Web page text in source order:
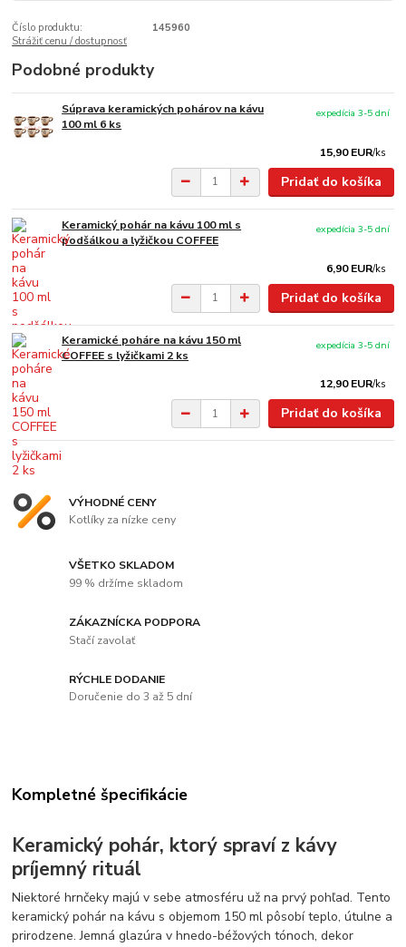
Číslo produktu:
145960
Strážiť cenu / dostupnosť
Podobné produkty
Súprava keramických pohárov na kávu
100 ml 6 ks
15,90 EUR/ks
expedícia 3-5 dní
Pridať do košíka
Keramický pohár na kávu 100 ml s
podšálkou a lyžičkou COFFEE
6,90 EUR/ks
expedícia 3-5 dní
Pridať do košíka
Keramické poháre na kávu 150 ml
COFFEE s lyžičkami 2 ks
12,90 EUR/ks
expedícia 3-5 dní
Pridať do košíka
VÝHODNÉ CENY
Kotlíky za nízke ceny
VŠETKO SKLADOM
99 % držíme skladom
ZÁKAZNÍCKA PODPORA
Stačí zavolať
RÝCHLE DODANIE
Doručenie do 3 až 5 dní
Kompletné špecifikácie
Keramický pohár, ktorý spraví z kávy
príjemný rituál
Niektoré hrnčeky majú v sebe atmosféru už na prvý pohľad. Tento
keramický pohár na kávu s objemom 150 ml pôsobí teplo, útulne a
prirodzene. Jemná glazúra v hnedo-béžových tónoch, dekor